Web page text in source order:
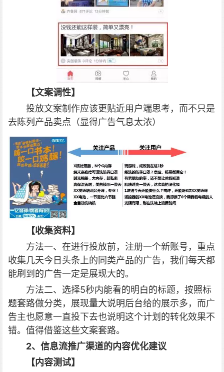
【文案调性】
投放文案制作应该更贴近用户端思考，而不只是
去陈列产品卖点（显得广告气息太浓）
【收集资料】
方法一、在进行投放前，注册一个新账号，重点
收集几天今日头条上的同类产品的广告，我们每天都
能刷到的广告一定是展现大的。
方法二、选择5秒内能看的明白的标题，按照标
题套路做分类，展现量大说明后台给的展示多，而广
告主也愿意一直投下去也说明这个计划的转化效果不
错。值得借鉴这些文案套路。
2、信息流推广渠道的内容优化建议
【内容测试】